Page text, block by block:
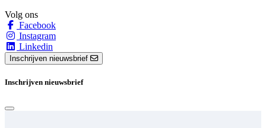
Volg ons
Facebook
Instagram
Linkedin
Inschrijven nieuwsbrief
Inschrijven nieuwsbrief